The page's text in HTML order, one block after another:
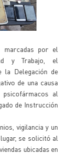
marcadas por el
y Trabajo, el
la Delegación de
de una causa
al
de Instrucción
vigilancia y un
se solicitó al
ubicadas en